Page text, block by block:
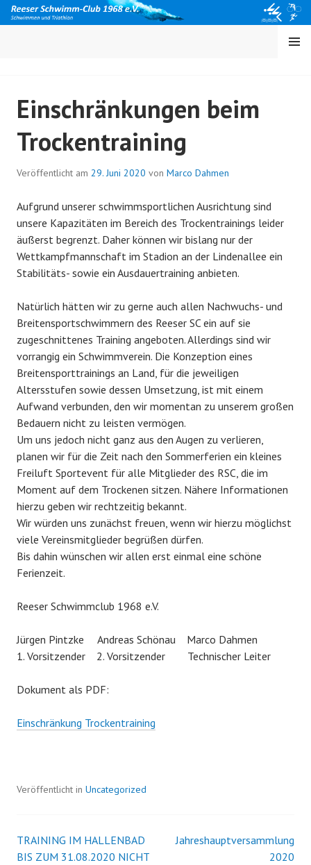
Springe
zum
MENÜ
Einschränkungen beim
Trockentraining
Veröffentlicht am 29. Juni 2020 von Marco Dahmen
Aufgrund unserer schwimmsportlichen Ausrichtung sind
unsere Kapazitäten im Bereich des Trockentrainings leider
äußerst begrenzt. Daher können wir bislang nur der
Wettkampfmannschaft im Stadion an der Lindenallee ein
Stabilitäts- sowie ein Ausdauertraining anbieten.
Natürlich hätten wir zu gerne auch allen Nachwuchs- und
Breitensportschwimmern des Reeser SC ein auf sie
zugeschnittenes Training angeboten. Allerdings sind wir
vorrangig ein Schwimmverein. Die Konzeption eines
Breitensporttrainings an Land, für die jeweiligen
Altersstufen sowie dessen Umsetzung, ist mit einem
Aufwand verbunden, den wir momentan zu unserem großen
Bedauern nicht zu leisten vermögen.
Um uns jedoch nicht ganz aus den Augen zu verlieren,
planen wir für die Zeit nach den Sommerferien ein kleines
Freiluft Sportevent für alle Mitglieder des RSC, die im
Moment auf dem Trockenen sitzen. Nähere Informationen
hierzu geben wir rechtzeitig bekannt.
Wir würden uns zunächst freuen, wenn wir hierzu möglichst
viele Vereinsmitglieder begrüßen dürfen.
Bis dahin wünschen wir allen erst einmal eine schöne
Ferienzeit.
Reeser Schwimmclub 1968 e.V.
Jürgen Pintzke Andreas Schönau Marco Dahmen
1. Vorsitzender 2. Vorsitzender Technischer Leiter
Dokument als PDF:
Einschränkung Trockentraining
Veröffentlicht in Uncategorized
Beitrags-
TRAINING IM HALLENBAD
BIS ZUM 31.08.2020 NICHT
Jahreshauptversammlung
2020